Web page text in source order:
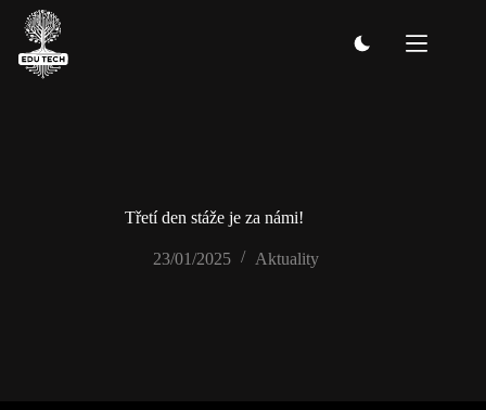
content
Třetí den stáže je za námi!
23/01/2025 Aktuality